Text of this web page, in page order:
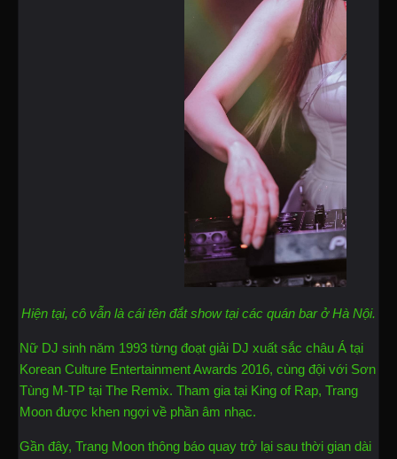
Hiện tại, cô vẫn là cái tên đắt show tại các quán bar ở Hà Nội.
Nữ DJ sinh năm 1993 từng đoạt giải DJ xuất sắc châu Á tại
Korean Culture Entertainment Awards 2016, cùng đội với Sơn
Tùng M-TP tại The Remix. Tham gia tại King of Rap, Trang
Moon được khen ngợi về phần âm nhạc.
Gần đây, Trang Moon thông báo quay trở lại sau thời gian dài